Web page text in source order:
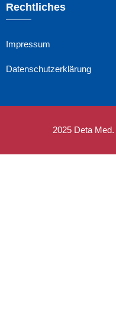
Rechtliches
Impressum
Datenschutzerklärung
2025 Deta